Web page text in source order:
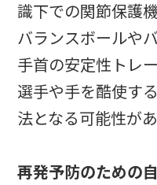
識下での関節保護
バランスボールや
手首の安定性トレ
選手や手を酷使す
法となる可能性があ
再発予防のための